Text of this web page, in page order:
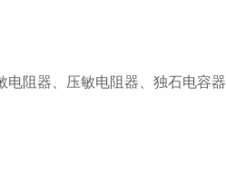
阻器、压敏电阻器、独石电容